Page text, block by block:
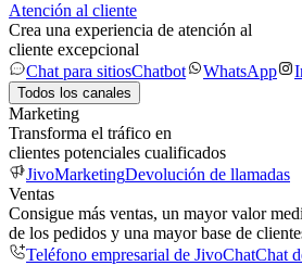
Atención al cliente
Crea una experiencia de atención al
cliente excepcional
Chat para sitiosChatbot WhatsApp
Todos los canales
Marketing
Transforma el tráfico en
clientes potenciales cualificados
JivoMarketingDevolución de llamadas
Ventas
Consigue más ventas, un mayor valor
de los pedidos y una mayor base de
Teléfono empresarial de JivoChatChat